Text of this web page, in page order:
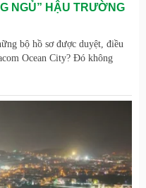
NGỦ” HẬU TRƯỜNG
bộ hồ sơ được duyệt, điều
Ocean City? Đó không